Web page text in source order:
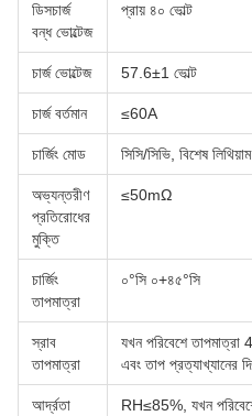
ডিসচার্জ
বন্ধ ভোল্টেজ
প্রায় ৪০ ভোল্ট
চার্জ ভোল্টেজ 57.6±1 ভোল্ট
চার্জ বর্তমান ≤60A
চার্জিং মোড সিসি/সিভি, বিশেষ
অভ্যন্তরীণ
প্রতিরোধের
মুক্তি
≤50mΩ
চার্জিং
তাপমাত্রা
০°সি ০+৪৫°সি
স্রাব
তাপমাত্রা
যখন পরিবেশে তাপমাত্রা
এবং তাপ প্রত্যাখ্যানের
আর্দ্রতা
RH≤85%, যখন